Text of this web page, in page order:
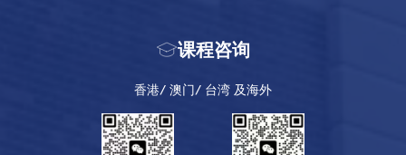
课程咨询
香港/ 澳门/ 台湾 及海外